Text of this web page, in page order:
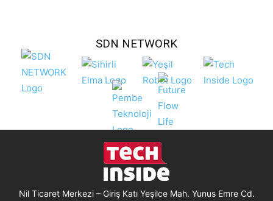
SDN NETWORK
Nil Ticaret Merkezi – Giriş Katı Yeşilce Mah. Yunus Emre Cd.